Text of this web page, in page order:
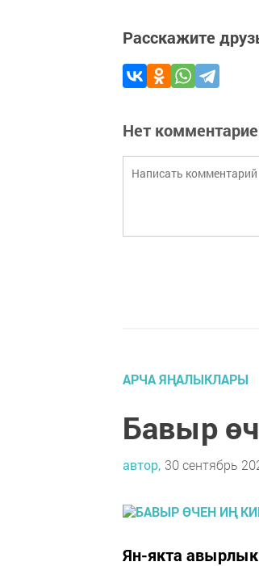
Расскажите
Нет
АРЧА ЯҢАЛЫКЛАРЫ
Бавыр
автор, 30 сентябрь
Ян-якта